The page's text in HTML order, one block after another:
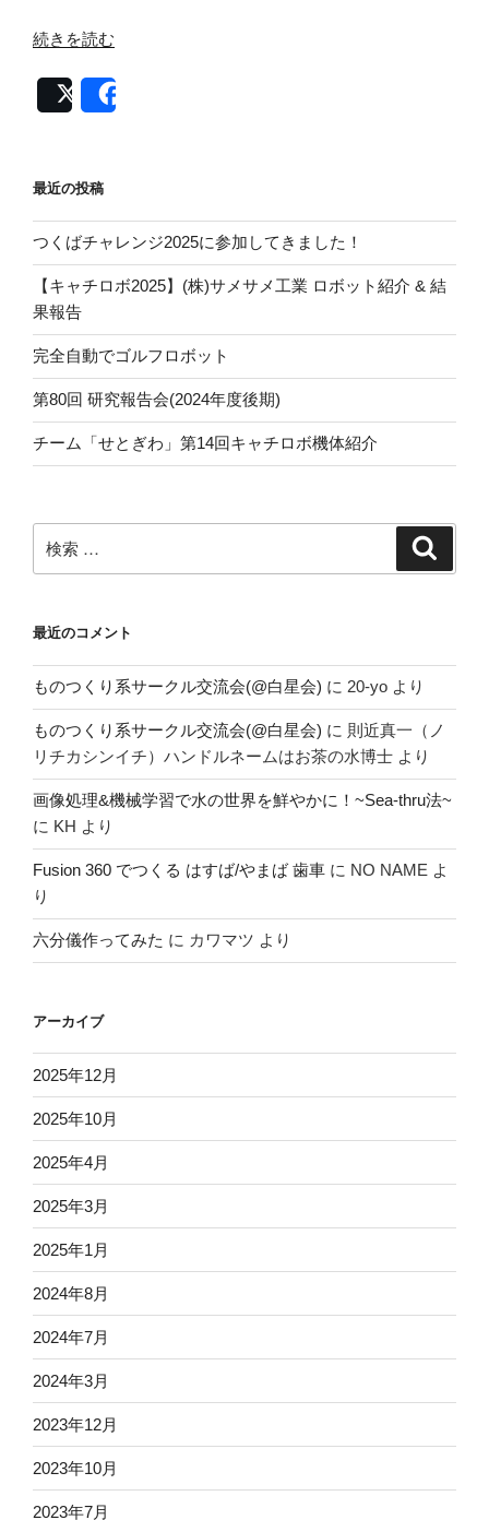
“【何
要？】
の
人
列
コ
ン
ピ
ュ
ー
タ
設
が…”
の
続きを読む
Post
最近の投稿
つくばチャレンジ2025に参加してきました！
【キャチロボ2025】(株)サメサメ工業 ロボット紹介 & 結
果報告
完全自動でゴルフロボット
第80回 研究報告会(2024年度後期)
チーム「せとぎわ」第14回キャチロボ機体紹介
索:
最近のコメント
ものつくり系サークル交流会(@白星会) に 20-yo より
ものつくり系サークル交流会(@白星会) に 則近真一（ノ
リチカシンイチ）ハンドルネームはお茶の水博士 より
画像処理&機械学習で水の世界を鮮やかに！~Sea-thru法~
に KH より
Fusion 360 でつくる はすば/やまば 歯車 に NO NAME よ
り
六分儀作ってみた に カワマツ より
アーカイブ
2025年12月
2025年10月
2025年4月
2025年3月
2025年1月
2024年8月
2024年7月
2024年3月
2023年12月
2023年10月
2023年7月